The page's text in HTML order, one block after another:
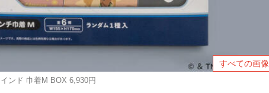
すべての画像
ンド 巾着M BOX 6,930円